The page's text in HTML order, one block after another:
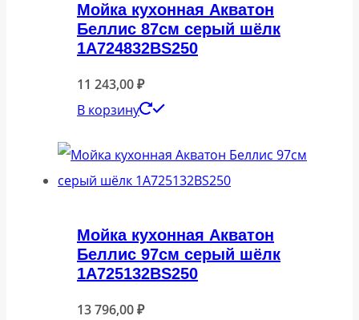
Мойка кухонная Акватон
Беллис 87см серый шёлк
1A724832BS250
11 243,00₽
В корзину
Мойка кухонная Акватон
Беллис 97см серый шёлк
1A725132BS250
13 796,00₽